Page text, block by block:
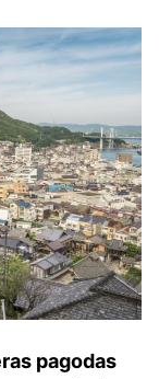
pagodas